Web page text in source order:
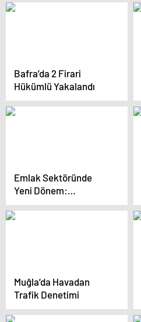
Bafra’da 2 Firari
Hükümlü Yakalandı
Emlak Sektöründe
Yeni Dönem:
Elektronik İlan
Doğrulama Sistemi
Muğla’da Havadan
Trafik Denetimi